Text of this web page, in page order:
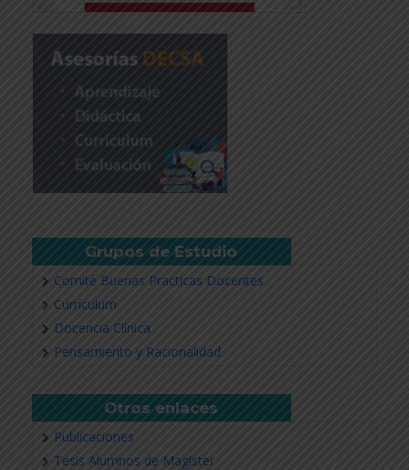
Grupos de Estudio
Comité Buenas Practicas Docentes
Currículum
Docencia Clínica
Pensamiento y Racionalidad
Otros enlaces
Publicaciones
Tesis Alumnos de Magíster
Revisar más información